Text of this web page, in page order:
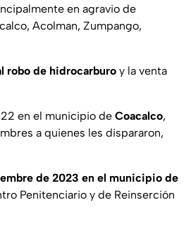
en agravio de
Acolman, Zumpango,
robo de hidrocarburo y la venta
en el municipio de Coacalco,
a quienes les dispararon,
de 2023 en el municipio de
Penitenciario y de Reinserción